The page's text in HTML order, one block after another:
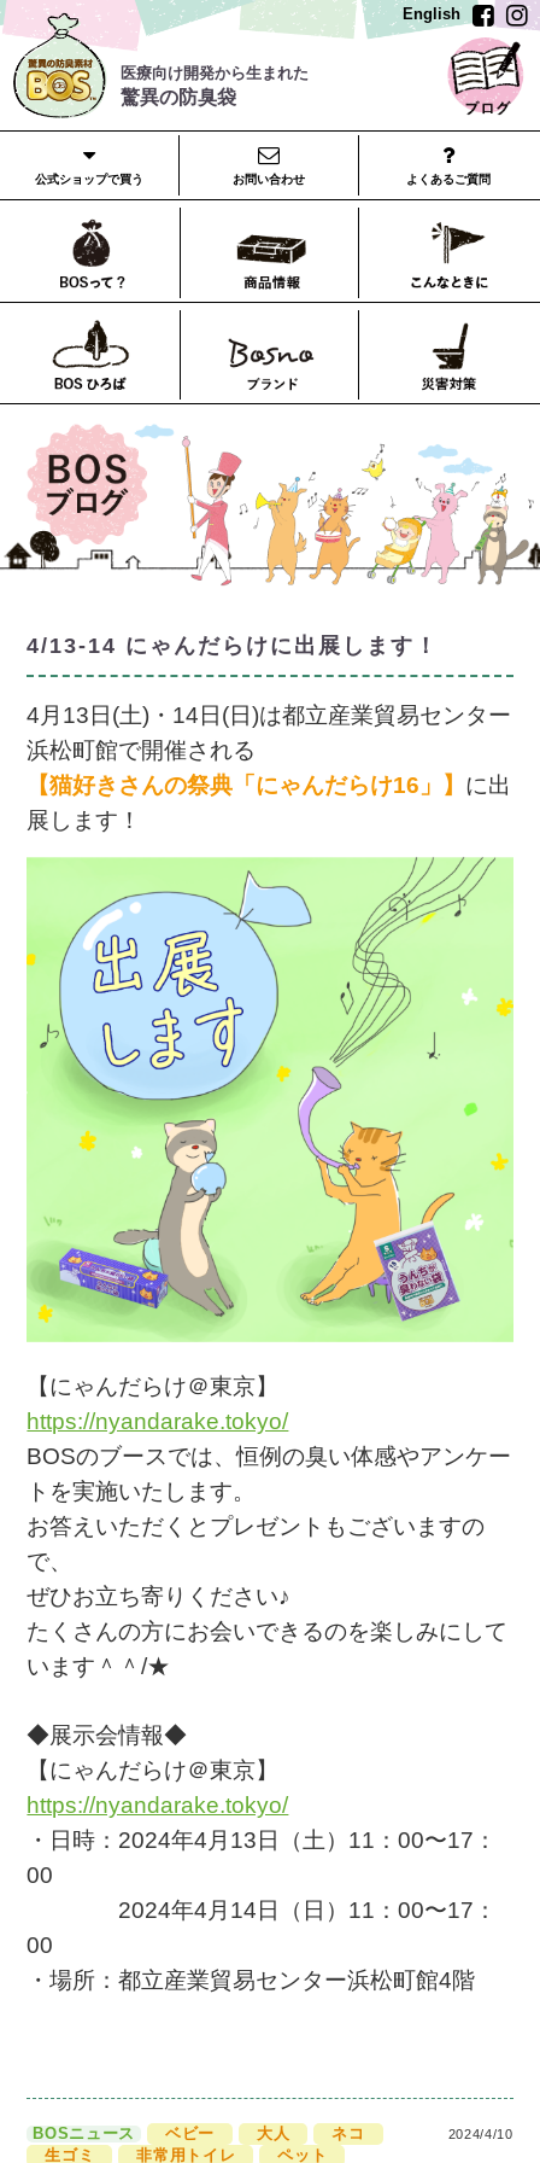
医療向け開発から生まれた
驚異の防臭袋
English
公式ショップで買う お問い合わせ よくあるご質問
4/13-14 にゃんだらけに出展します！
4月13日(土)・14日(日)は都立産業貿易センター
浜松町館で開催される
【猫好きさんの祭典「にゃんだらけ16」】 に出
展します！
【にゃんだらけ＠東京】
https://nyandarake.tokyo/
BOSのブースでは、恒例の臭い体感やアンケー
トを実施いたします。
お答えいただくとプレゼントもございますの
で、
ぜひお立ち寄りください♪
たくさんの方にお会いできるのを楽しみにして
います＾＾/★
◆展示会情報◆
【にゃんだらけ＠東京】
https://nyandarake.tokyo/
・日時：2024年4月13日（土）11：00〜17：
00
2024年4月14日（日）11：00〜17：
00
・場所：都立産業貿易センター浜松町館4階
2024/4/10
BOSニュース ベビー 大人
ネコ
生ゴミ
非常用トイレ ペット